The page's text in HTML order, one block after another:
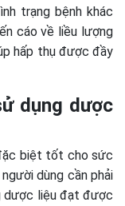
trạng bệnh khác
cáo về liều lượng
hấp thụ được đầy
dụng dược
biệt tốt cho sức
dùng cần phải
dược liệu đạt được